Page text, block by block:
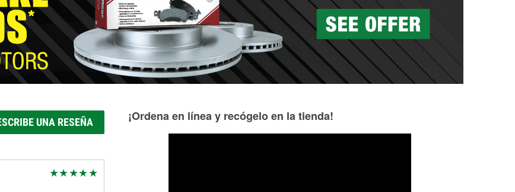
UNA RESEÑA ¡Ordena en línea y recógelo en la tienda!